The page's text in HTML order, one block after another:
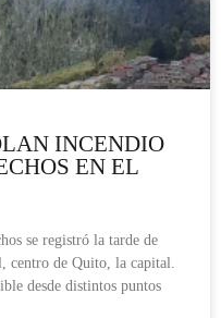
INCENDIO
EN EL
se registró la tarde de
centro de Quito, la capital.
desde distintos puntos